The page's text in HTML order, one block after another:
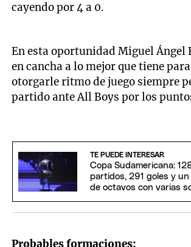
cayendo por 4 a 0.
En esta oportunidad Miguel Ángel
en cancha a lo mejor que tiene
otorgarle ritmo de juego siempre
partido ante All Boys por los
TE PUEDE INTERESAR
Copa Sudamericana:
partidos, 291 goles y
de octavos con varias
Probables formaciones: